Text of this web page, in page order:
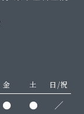
金 土 日/祝
● ● ／